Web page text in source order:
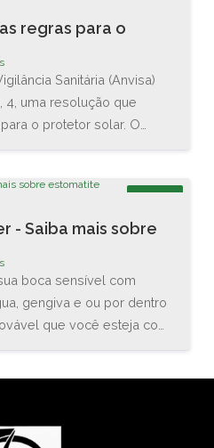
na área. Também
sobre as interações
regras para o
Sanitária (Anvisa)
4, uma resolução que
o protetor solar. O
Solar (FPS), que vai
proteção contra os raios
ser de no mínimo 1/3 do
- Saiba mais sobre
boca sensível com
gengiva e ou por dentro
que você esteja com
(boca) e orofaringe, que